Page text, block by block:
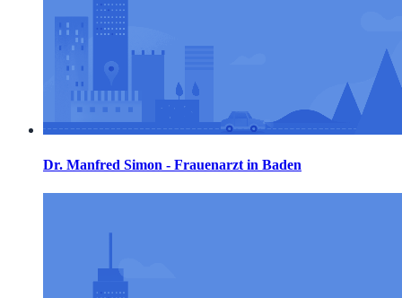
Dr. Manfred Simon - Frauenarzt in Baden